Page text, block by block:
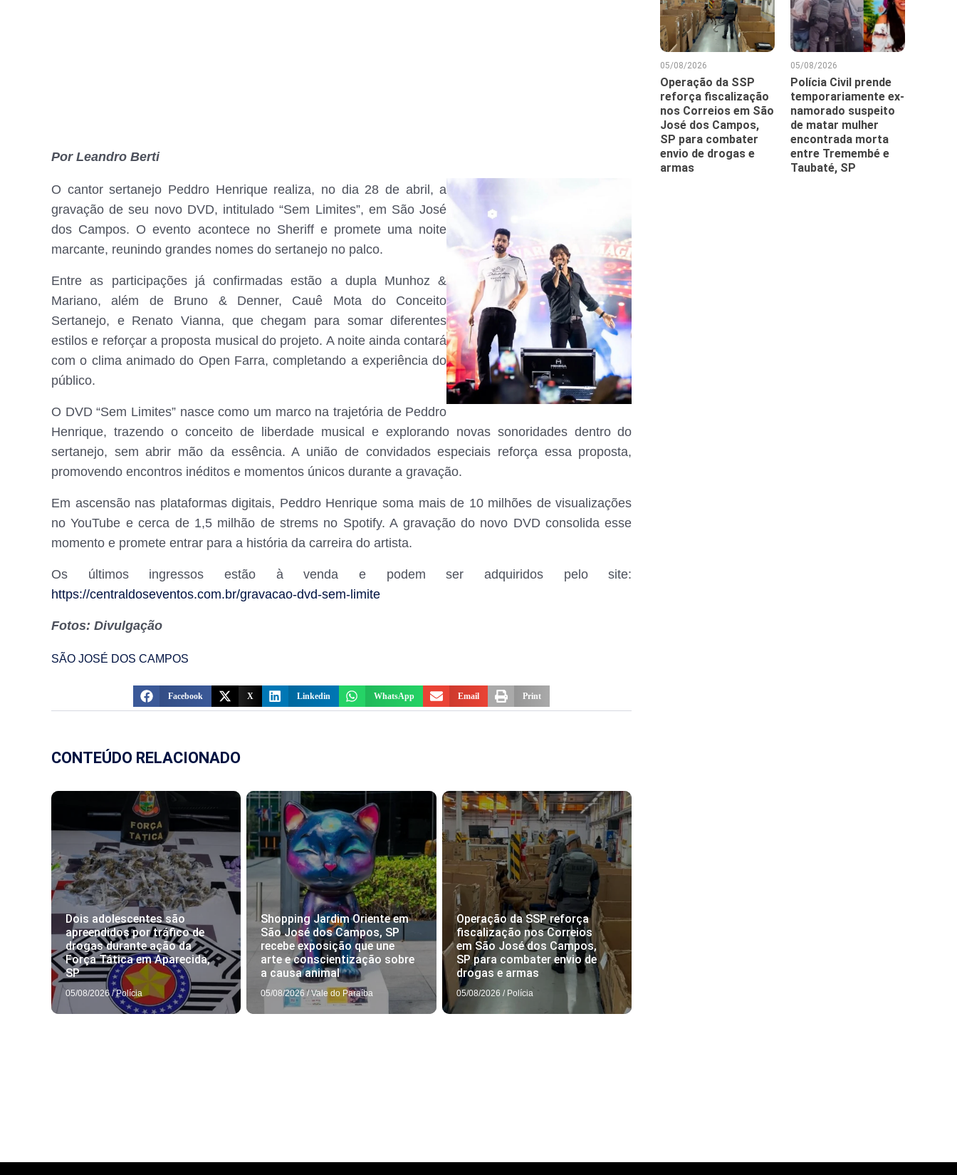
Por Leandro Berti
O cantor sertanejo Peddro Henrique realiza, no dia 28 de abril, a
gravação de seu novo DVD, intitulado “Sem Limites”, em São José
dos Campos. O evento acontece no Sheriff e promete uma noite
marcante, reunindo grandes nomes do sertanejo no palco.
Entre as participações já confirmadas estão a dupla Munhoz &
Mariano, além de Bruno & Denner, Cauê Mota do Conceito
Sertanejo, e Renato Vianna, que chegam para somar diferentes
estilos e reforçar a proposta musical do projeto. A noite ainda contará
com o clima animado do Open Farra, completando a experiência do
público.
O DVD “Sem Limites” nasce como um marco na trajetória de Peddro
Henrique, trazendo o conceito de liberdade musical e explorando novas sonoridades dentro do
sertanejo, sem abrir mão da essência. A união de convidados especiais reforça essa proposta,
promovendo encontros inéditos e momentos únicos durante a gravação.
Em ascensão nas plataformas digitais, Peddro Henrique soma mais de 10 milhões de visualizações
no YouTube e cerca de 1,5 milhão de strems no Spotify. A gravação do novo DVD consolida esse
momento e promete entrar para a história da carreira do artista.
Os últimos ingressos estão à venda e podem ser adquiridos pelo site:
https://centraldoseventos.com.br/gravacao-dvd-sem-limite
Fotos: Divulgação
SÃO JOSÉ DOS CAMPOS
Facebook X Linkedin WhatsApp Email Print
CONTEÚDO RELACIONADO
Dois adolescentes são
apreendidos por tráfico de
drogas durante ação da
Força Tática em Aparecida,
SP
05/08/2026 / Polícia
Shopping Jardim Oriente em
São José dos Campos, SP
recebe exposição que une
arte e conscientização sobre
a causa animal
05/08/2026 / Vale do Paraíba
Operação da SSP reforça
fiscalização nos Correios
em São José dos Campos,
SP para combater envio de
drogas e armas
05/08/2026 / Polícia
05/08/2026
Operação da SSP
reforça fiscalização
nos Correios em São
José dos Campos,
SP para combater
envio de drogas e
armas
05/08/2026
Polícia Civil prende
temporariamente ex-
namorado suspeito
de matar mulher
encontrada morta
entre Tremembé e
Taubaté, SP